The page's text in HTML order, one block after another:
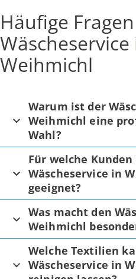
Häufige
Wäscheservice
Weihmichl
Warum ist der
Weihmichl eine
Wahl?
Für welche
Wäscheservice in
geeignet?
Was macht den
Weihmichl
Welche Textilien
Wäscheservice in